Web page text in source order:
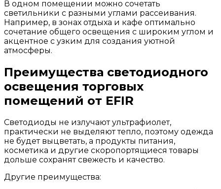
В одном помещении можно сочетать
светильники с разными углами рассеивания.
Например, в зонах отдыха и кафе оптимально
сочетание общего освещения с широким углом и
акцентное с узким для создания уютной
атмосферы.
Преимущества светодиодного
освещения торговых
помещений от EFIR
Светодиоды не излучают ультрафиолет,
практически не выделяют тепло, поэтому одежда
не будет выцветать, а продукты питания,
косметика и другие скоропортящиеся товары
дольше сохранят свежесть и качество.
Другие преимущества: